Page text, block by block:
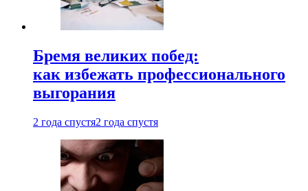
Бремя великих побед:
как избежать профессионального
выгорания
2 года спустя2 года спустя